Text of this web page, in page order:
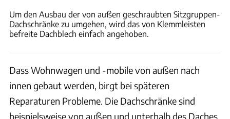
Um den Ausbau der von außen geschraubten Sitzgruppen-
Dachschränke zu umgehen, wird das von Klemmleisten
befreite Dachblech einfach angehoben.
Dass Wohnwagen und -mobile von außen nach
innen gebaut werden, birgt bei späteren
Reparaturen Probleme. Die Dachschränke sind
beispielsweise von außen und unterhalb des Daches